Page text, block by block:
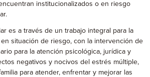
institucionalizados o en riesgo
es a través de un trabajo integral para la
situación de riesgo, con la intervención de
para la atención psicológica, jurídica y
negativos y nocivos del estrés múltiple,
para atender, enfrentar y mejorar las